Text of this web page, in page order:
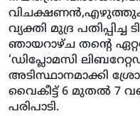
വ്യക്തി മുദ്ര പതിപ്പിച്ച
ഞായറാഴ്ച തന്റെ
‘ഡിപ്ലോമസി
അടിസ്ഥാനമാക്കി
വൈകീട്ട് 6 മുതല്‍ 7
പരിപാടി.